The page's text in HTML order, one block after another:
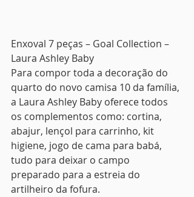
Enxoval 7 peças – Goal Collection –
Laura Ashley Baby
Para compor toda a decoração do
quarto do novo camisa 10 da família,
a Laura Ashley Baby oferece todos
os complementos como: cortina,
abajur, lençol para carrinho, kit
higiene, jogo de cama para babá,
tudo para deixar o campo
preparado para a estreia do
artilheiro da fofura.